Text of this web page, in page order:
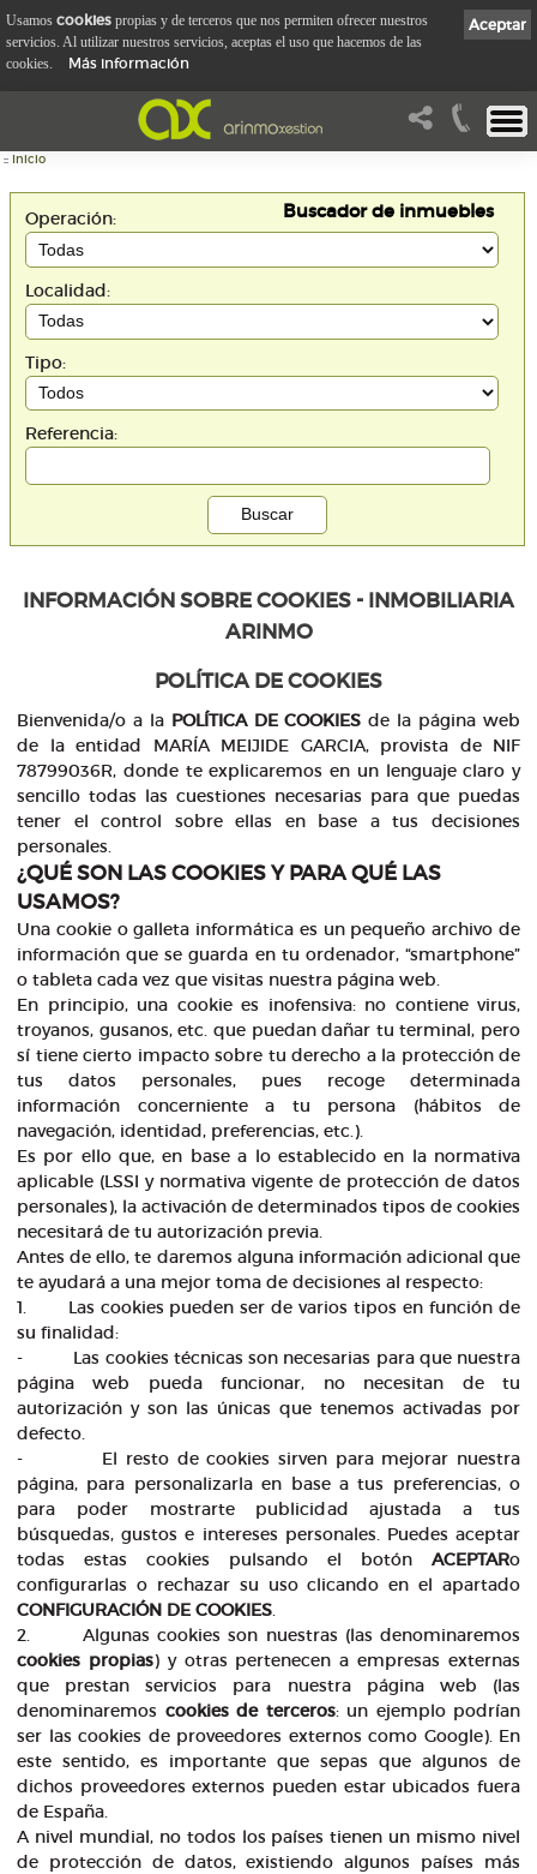
:: Inicio
Buscador de inmuebles
Operación:
Localidad:
Tipo:
Referencia:
INFORMACIÓN SOBRE COOKIES - INMOBILIARIA
ARINMO
POLÍTICA DE COOKIES
Bienvenida/o a la POLÍTICA DE COOKIESde la página web
de la entidad MARÍA MEIJIDE GARCIA, provista de NIF
78799036R, donde te explicaremos en un lenguaje claro y
sencillo todas las cuestiones necesarias para que puedas
tener el control sobre ellas en base a tus decisiones
personales.
¿QUÉ SON LAS COOKIES Y PARA QUÉ LAS
USAMOS?
Una cookie o galleta informática es un pequeño archivo de
información que se guarda en tu ordenador, “smartphone”
o tableta cada vez que visitas nuestra página web.
En principio, una cookie es inofensiva: no contiene virus,
troyanos, gusanos, etc. que puedan dañar tu terminal, pero
sí tiene cierto impacto sobre tu derecho a la protección de
tus datos personales, pues recoge determinada
información concerniente a tu persona (hábitos de
navegación, identidad, preferencias, etc.).
Es por ello que, en base a lo establecido en la normativa
aplicable (LSSI y normativa vigente de protección de datos
personales), la activación de determinados tipos de cookies
necesitará de tu autorización previa.
Antes de ello, te daremos alguna información adicional que
te ayudará a una mejor toma de decisiones al respecto:
1. Las cookies pueden ser de varios tipos en función de
su finalidad:
- Las cookies técnicas son necesarias para que nuestra
página web pueda funcionar, no necesitan de tu
autorización y son las únicas que tenemos activadas por
defecto.
- El resto de cookies sirven para mejorar nuestra
página, para personalizarla en base a tus preferencias, o
para poder mostrarte publicidad ajustada a tus
búsquedas, gustos e intereses personales. Puedes aceptar
todas estas cookies pulsando el botón ACEPTARo
configurarlas o rechazar su uso clicando en el apartado
CONFIGURACIÓN DE COOKIES.
2. Algunas cookies son nuestras (las denominaremos
cookies propias) y otras pertenecen a empresas externas
que prestan servicios para nuestra página web (las
denominaremos cookies de terceros: un ejemplo podrían
ser las cookies de proveedores externos como Google). En
este sentido, es importante que sepas que algunos de
dichos proveedores externos pueden estar ubicados fuera
de España.
A nivel mundial, no todos los países tienen un mismo nivel
de protección de datos, existiendo algunos países más
Aceptar
Usamos cookies propias y de terceros que nos permiten ofrecer nuestros
servicios. Al utilizar nuestros servicios, aceptas el uso que hacemos de las
cookies.
Más información